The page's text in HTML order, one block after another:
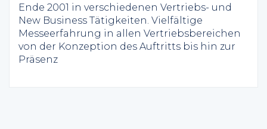
Ende 2001 in verschiedenen Vertriebs- und
New Business Tätigkeiten. Vielfältige
Messeerfahrung in allen Vertriebsbereichen
von der Konzeption des Auftritts bis hin zur
Präsenz